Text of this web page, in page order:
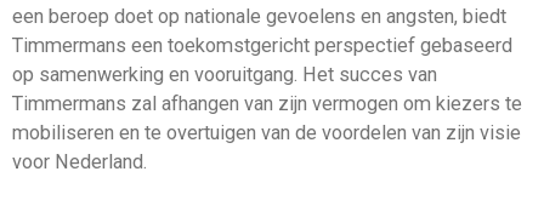
een beroep doet op nationale gevoelens en angsten, biedt
Timmermans een toekomstgericht perspectief gebaseerd
op samenwerking en vooruitgang. Het succes van
Timmermans zal afhangen van zijn vermogen om kiezers te
mobiliseren en te overtuigen van de voordelen van zijn visie
voor Nederland.